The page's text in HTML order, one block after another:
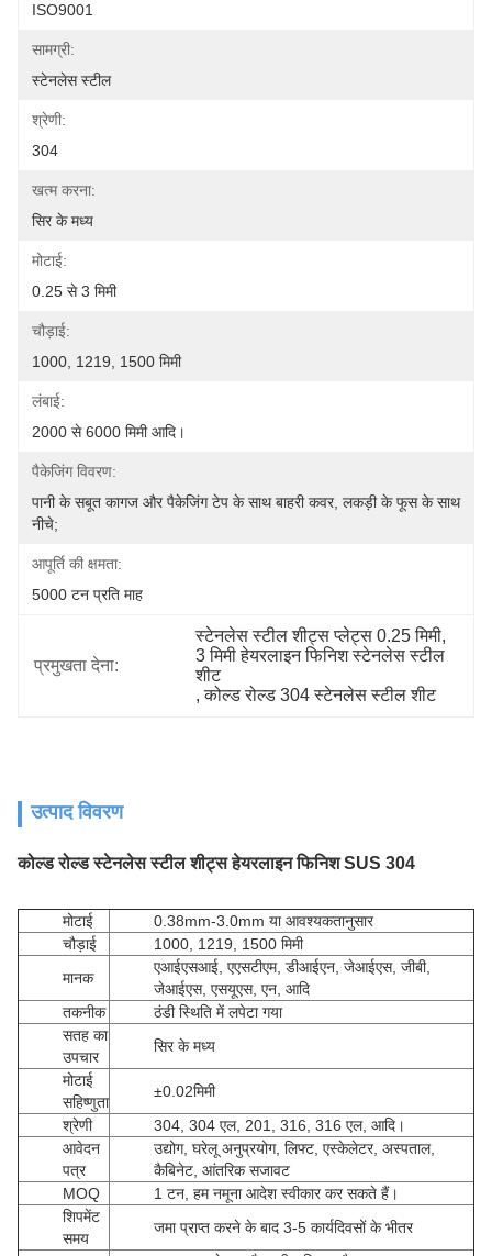
ISO9001
सामग्री:
स्टेनलेस स्टील
श्रेणी:
304
खत्म करना:
सिर के मध्य
मोटाई:
0.25 से 3 मिमी
चौड़ाई:
1000, 1219, 1500 मिमी
लंबाई:
2000 से 6000 मिमी आदि।
पैकेजिंग विवरण:
पानी के सबूत कागज और पैकेजिंग टेप के साथ बाहरी कवर, लकड़ी के फूस के साथ
नीचे;
आपूर्ति की क्षमता:
5000 टन प्रति माह
प्रमुखता देना:
स्टेनलेस स्टील शीट्स प्लेट्स 0.25 मिमी,
3 मिमी हेयरलाइन फिनिश स्टेनलेस स्टील
शीट
, कोल्ड रोल्ड 304 स्टेनलेस स्टील शीट
उत्पाद विवरण
कोल्ड रोल्ड स्टेनलेस स्टील शीट्स हेयरलाइन फिनिश SUS 304
मोटाई
0.38mm-3.0mm या आवश्यकतानुसार
चौड़ाई
1000, 1219, 1500 मिमी
मानक
एआईएसआई, एएसटीएम, डीआईएन, जेआईएस, जीबी,
जेआईएस, एसयूएस, एन, आदि
तकनीक
ठंडी स्थिति में लपेटा गया
सतह का
उपचार
सिर के मध्य
मोटाई
सहिष्णुता
±0.02मिमी
श्रेणी
304, 304 एल, 201, 316, 316 एल, आदि।
आवेदन
पत्र
उद्योग, घरेलू अनुप्रयोग, लिफ्ट, एस्केलेटर, अस्पताल,
कैबिनेट, आंतरिक सजावट
MOQ
1 टन, हम नमूना आदेश स्वीकार कर सकते हैं।
शिपमेंट
समय
जमा प्राप्त करने के बाद 3-5 कार्यदिवसों के भीतर